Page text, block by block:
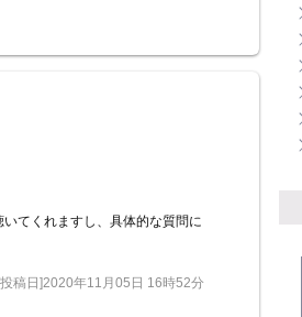
てくれますし、具体的な質問に
[投稿日]2020年11月05日 16時52分